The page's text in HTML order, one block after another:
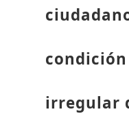
irregular